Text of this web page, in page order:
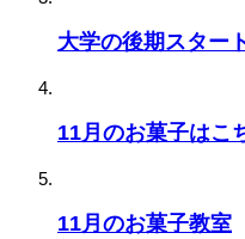
大学の後期スター
11月のお菓子はこ
11月のお菓子教室